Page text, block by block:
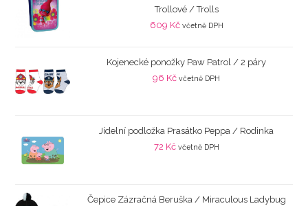
Trollové / Trolls
609 Kč včetně DPH
Kojenecké ponožky Paw Patrol / 2 páry
96 Kč včetně DPH
Jídelní podložka Prasátko Peppa / Rodinka
72 Kč včetně DPH
Čepice Zázračná Beruška / Miraculous Ladybug